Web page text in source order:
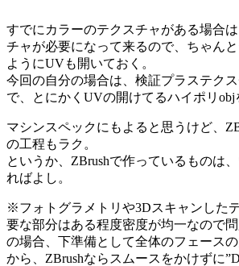
すでにカラーのテクスチャがある場合
チャが必要になって来るので、ちゃん
ようにUVも開いておく。
今回の自分の場合は、検証プラステク
で、とにかくUVの開けてるハイポリobj
マシンスペックにもよると思うけど、
の工程もラク。
というか、ZBrushで作っているものは
ればよし。
※フォトグラメトリや3Dスキャンした
要な部分はある程度密度が均一なので
の場合、下準備として全体のフェース
から、ZBrushならスムースをかけずに